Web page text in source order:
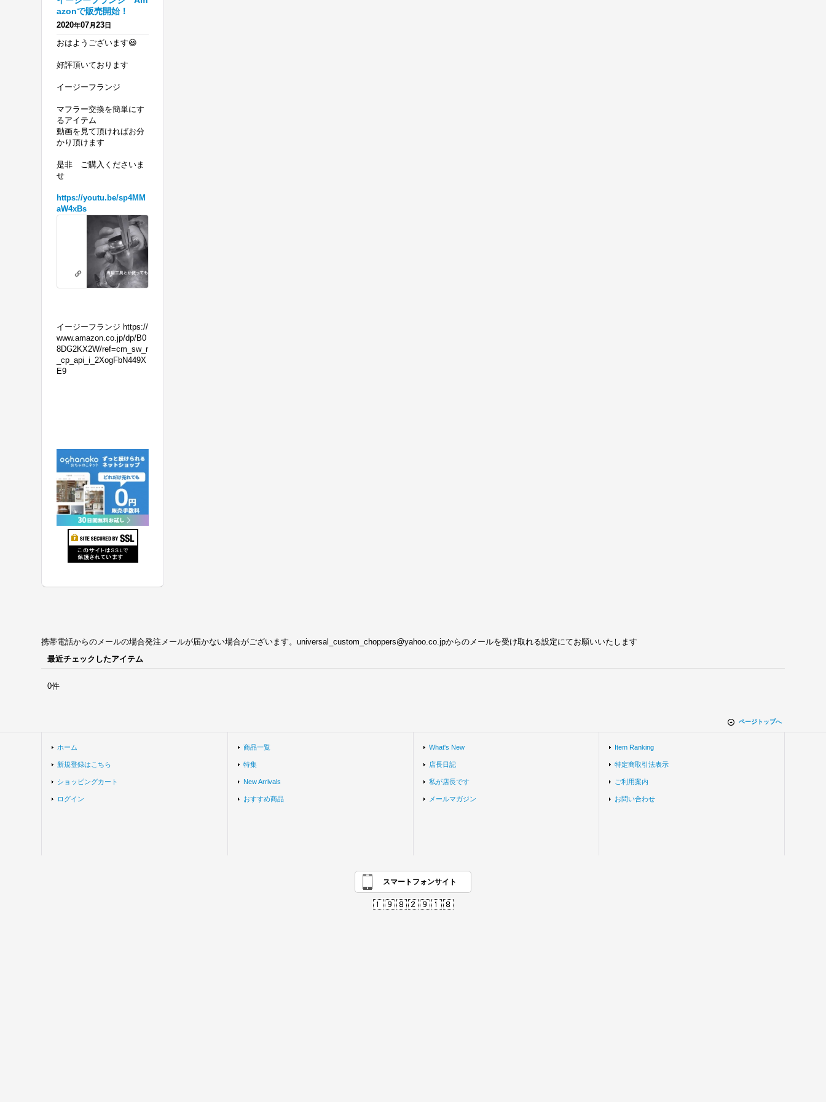
azonで販売開始！
2020年07月23日
おはようございます😃
好評頂いております
イージーフランジ
マフラー交換を簡単にす
るアイテム
動画を見て頂ければお分
かり頂けます
是非 ご購入くださいま
せ
https://youtu.be/sp4MM
aW4xBs
ー
ラ
ー
交
換！
リテーニングリングの必要がないフランジを 販売開始！ エボ、ツインカム、スポーツスターに適合します ショッピングサイトよりお買い求め頂けますhttps://ucchoppers.ocnk.net/product/282
youtu.be
イージーフランジ https://
www.amazon.co.jp/dp/B0
8DG2KX2W/ref=cm_sw_r
_cp_api_i_2XogFbN449X
E9
携帯電話からのメールの場合発注メールが届かない場合がございます。universal_custom_choppers@yahoo.co.jpからのメールを受け取れる設定にてお願いいたします
最近チェックしたアイテム
0件
ページトップへ
ホーム
新規登録はこちら
ショッピングカート
ログイン
商品一覧
特集
New Arrivals
おすすめ商品
What's New
店長日記
私が店長です
メールマガジン
Item Ranking
特定商取引法表示
ご利用案内
お問い合わせ
スマートフォンサイト